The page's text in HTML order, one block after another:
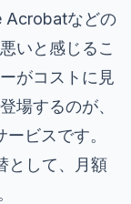
Acrobatなどの
いと感じるこ
がコストに見
場するのが、
ビスです。
として、月額